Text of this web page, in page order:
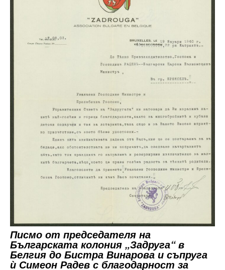
Писмо от председателя на
Българската колония „Задруга“ в
Белгия до Бистра Винарова и съпруга
ѝ Симеон Радев с благодарност за